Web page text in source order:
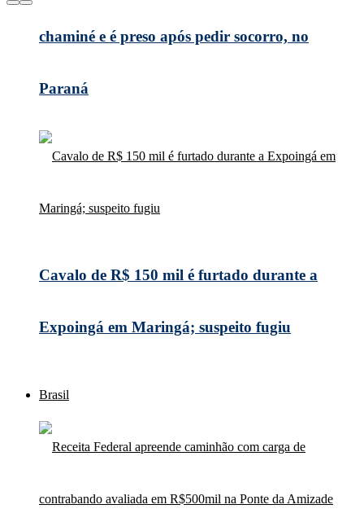
chaminé e é preso após pedir socorro, no
Paraná
Cavalo de R$ 150 mil é furtado durante a
Expoingá em Maringá; suspeito fugiu
Brasil